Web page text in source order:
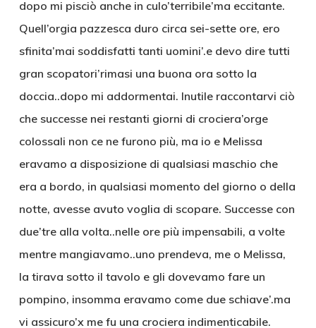
dopo mi pisciò anche in culo’terribile’ma eccitante.
Quell’orgia pazzesca duro circa sei-sette ore, ero
sfinita’mai soddisfatti tanti uomini’.e devo dire tutti
gran scopatori’rimasi una buona ora sotto la
doccia..dopo mi addormentai. Inutile raccontarvi ciò
che successe nei restanti giorni di crociera’orge
colossali non ce ne furono più, ma io e Melissa
eravamo a disposizione di qualsiasi maschio che
era a bordo, in qualsiasi momento del giorno o della
notte, avesse avuto voglia di scopare. Successe con
due’tre alla volta..nelle ore più impensabili, a volte
mentre mangiavamo..uno prendeva, me o Melissa,
la tirava sotto il tavolo e gli dovevamo fare un
pompino, insomma eravamo come due schiave’.ma
vi assicuro’x me fu una crociera indimenticabile.